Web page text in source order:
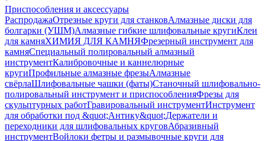
Приспособления и аксессуары
РаспродажаОтрезные круги для станковАлмазные диски для
болгарки (УШМ)Алмазные гибкие шлифовальные кругиКлеи
для камняХИМИЯ ДЛЯ КАМНЯФрезерный инструмент для
камняСпециальный полировальный алмазный
инструментКалибровочные и каннелюрные
кругиПрофильные алмазные фрезыАлмазные
свёрлаШлифовальные чашки (фаты)Станочный шлифовально-
полировальный инструмент и приспособленияФрезы для
скульптурных работГравировальный инструментИнструмент
для обработки под &quot;Антику&quot;Держатели и
переходники для шлифовальных круговАбразивный
инструментВойлоки фетры и размывочные круги для